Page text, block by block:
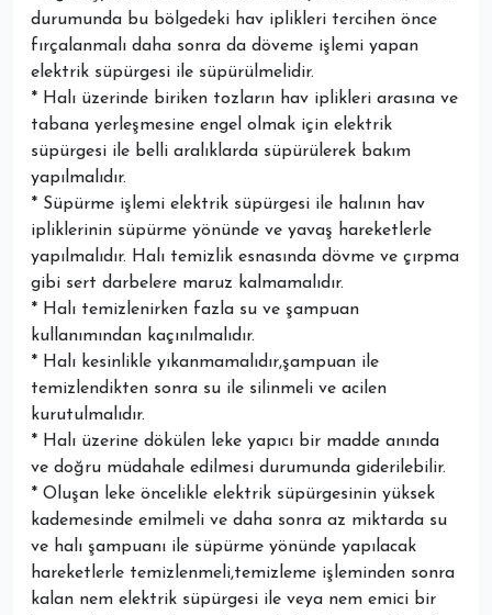
durumunda bu bölgedeki hav iplikleri tercihen önce
fırçalanmalı daha sonra da döveme işlemi yapan
elektrik süpürgesi ile süpürülmelidir.
* Halı üzerinde biriken tozların hav iplikleri arasına ve
tabana yerleşmesine engel olmak için elektrik
süpürgesi ile belli aralıklarda süpürülerek bakım
yapılmalıdır.
* Süpürme işlemi elektrik süpürgesi ile halının hav
ipliklerinin süpürme yönünde ve yavaş hareketlerle
yapılmalıdır. Halı temizlik esnasında dövme ve çırpma
gibi sert darbelere maruz kalmamalıdır.
* Halı temizlenirken fazla su ve şampuan
kullanımından kaçınılmalıdır.
* Halı kesinlikle yıkanmamalıdır,şampuan ile
temizlendikten sonra su ile silinmeli ve acilen
kurutulmalıdır.
* Halı üzerine dökülen leke yapıcı bir madde anında
ve doğru müdahale edilmesi durumunda giderilebilir.
* Oluşan leke öncelikle elektrik süpürgesinin yüksek
kademesinde emilmeli ve daha sonra az miktarda su
ve halı şampuanı ile süpürme yönünde yapılacak
hareketlerle temizlenmeli,temizleme işleminden sonra
kalan nem elektrik süpürgesi ile veya nem emici bir